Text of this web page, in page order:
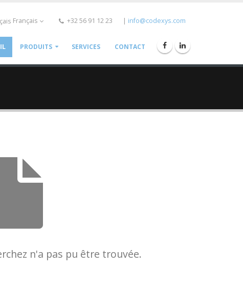
Français +32 56 91 12 23 | info@codexys.com
PRODUITS SERVICES CONTACT
n'a pas pu être trouvée.